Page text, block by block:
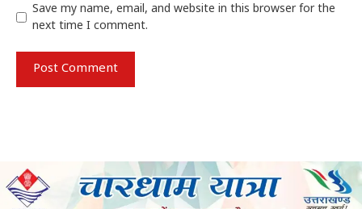
Save my name, email, and website in this browser for the
next time I comment.